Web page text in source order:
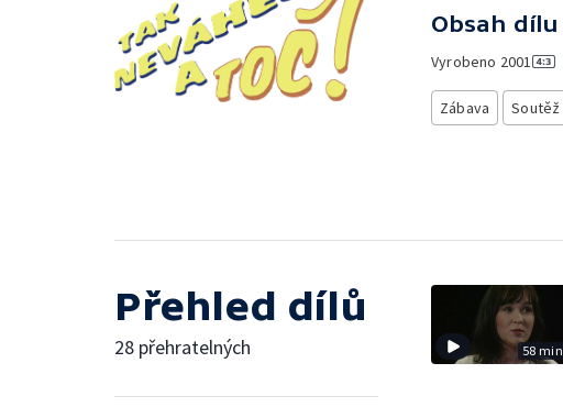
Obsah dílu
Vyrobeno 2001
Zábava Soutěž
Přehled dílů
28 přehratelných 58 min